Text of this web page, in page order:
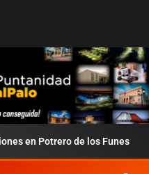
de los Funes